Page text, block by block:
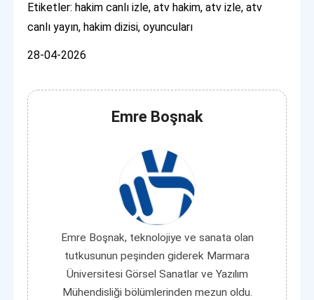
Etiketler: hakim canlı izle, atv hakim, atv izle, atv
canlı yayın, hakim dizisi, oyuncuları
28-04-2026
Emre Boşnak
Emre Boşnak, teknolojiye ve sanata olan
tutkusunun peşinden giderek Marmara
Üniversitesi Görsel Sanatlar ve Yazılım
Mühendisliği bölümlerinden mezun oldu.